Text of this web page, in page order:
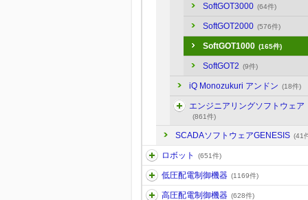
SoftGOT3000 (64件)
SoftGOT2000 (576件)
SoftGOT1000 (165件)
SoftGOT2 (9件)
iQ Monozukuri アンドン (18件)
エンジニアリングソフトウェア
(861件)
SCADAソフトウェアGENESIS (41
ロボット (651件)
低圧配電制御機器 (1169件)
高圧配電制御機器 (628件)